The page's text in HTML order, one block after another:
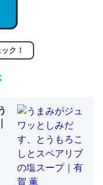
- conceptualization
は回収されないけ
すればするほど分
- conceptualization
ク！